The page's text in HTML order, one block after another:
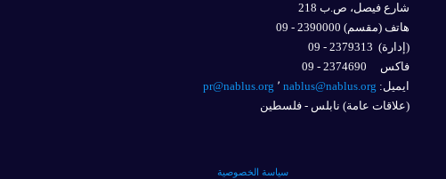
شارع فيصل، ص.ب 218
هاتف (مقسم) 2390000 - 09
(إدارة)2379313 - 09
فاكس 2374690 - 09
ايميل: nablus@nablus.org٬
pr@nablus.org
(علاقات عامة) نابلس - فلسطين
سياسة الخصوصية